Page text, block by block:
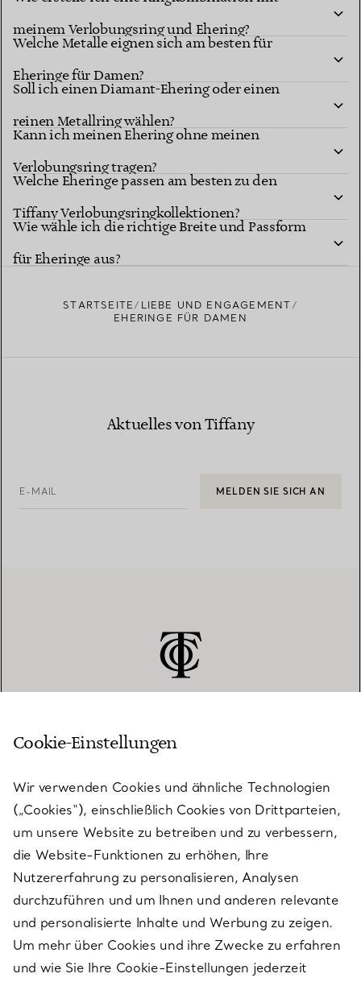
meinem Verlobungsring und Ehering?
Welche Metalle eignen sich am besten für
Eheringe für Damen?
Soll ich einen Diamant-Ehering oder einen
reinen Metallring wählen?
Kann ich meinen Ehering ohne meinen
Verlobungsring tragen?
Welche Eheringe passen am besten zu den
Tiffany Verlobungsringkollektionen?
Wie wähle ich die richtige Breite und Passform
für Eheringe aus?
STARTSEITE
LIEBE UND ENGAGEMENT
EHERINGE FÜR DAMEN
Aktuelles von Tiffany
E-MAIL MELDEN SIE SICH AN
KUNDENSERVICE
SERVICES
ÜBER TIFFANY & CO.
RECHTLICHE HINWEISE
Cookie-Einstellungen
Wir verwenden Cookies und ähnliche Technologien
(„Cookies“), einschließlich Cookies von Drittparteien,
um unsere Website zu betreiben und zu verbessern,
die Website-Funktionen zu erhöhen, Ihre
Nutzererfahrung zu personalisieren, Analysen
durchzuführen und um Ihnen und anderen relevante
und personalisierte Inhalte und Werbung zu zeigen.
Um mehr über Cookies und ihre Zwecke zu erfahren
und wie Sie Ihre Cookie-Einstellungen jederzeit